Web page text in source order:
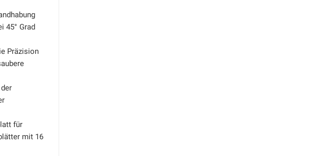
45° Grad
Präzision
für
mit 16